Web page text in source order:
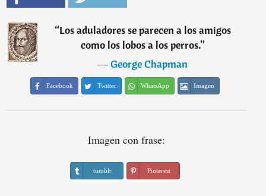
“Los aduladores se parecen a los amigos
como los lobos a los perros.”
―George Chapman
Facebook Twitter WhatsApp Imagen
Imagen con frase:
tumblr Pinterest